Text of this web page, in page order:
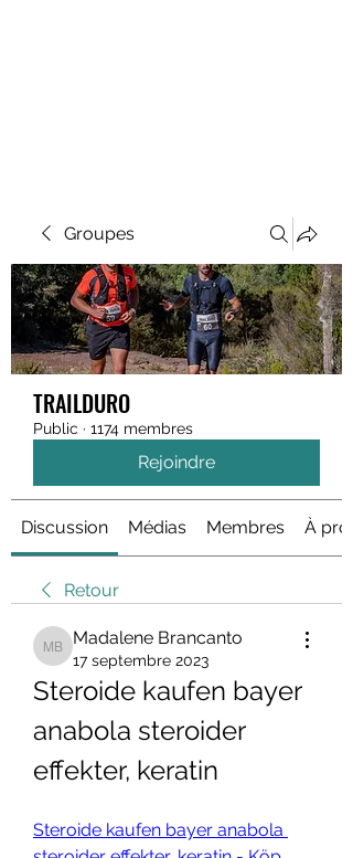
Groupes
TRAILDURO
Public · 1174 membres
Rejoindre
Discussion Médias Membres À
Retour
Madalene Brancanto
Madalene Brancanto
17 septembre 2023
Steroide kaufen bayer
anabola steroider
effekter, keratin
Steroide kaufen bayer anabola